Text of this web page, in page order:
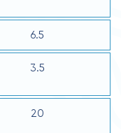
6.5
3.5
20